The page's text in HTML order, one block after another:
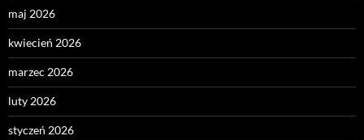
maj 2026
kwiecień 2026
marzec 2026
luty 2026
styczeń 2026